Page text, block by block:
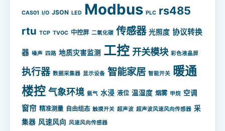
CAS01 I/O JSON LED Modbus PLC rs485
rtu TCP TVOC 中控屏 二氧化碳 传感器 光照度 协议转换
器 噪声 四路 地质灾害监测 工控 开关模块 彩色液晶屏
执行器 数据采集器 显示设备 智能家居 智能开关 暖通
楼控 气象环境 氨气 水浸 液位 温湿度 烟雾 甲烷 空调
窗帘 精准测量 自由组态 触摸开关 超声波 超声波风速风向传感器 采
集器 风速风向 风速风向传感器